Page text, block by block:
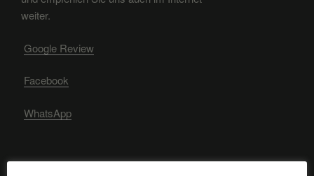
weiter.
Google Review
Facebook
WhatsApp